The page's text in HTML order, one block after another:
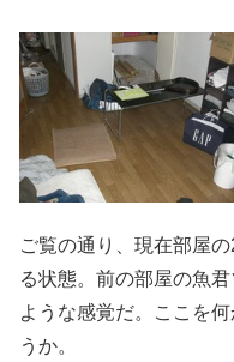
ご覧の通り、現在部屋
る状態。前の部屋の魚
ような感覚だ。ここを
うか。